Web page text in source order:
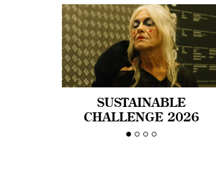
SUSTAINABLE
CHALLENGE 2026
CELEBRA LA